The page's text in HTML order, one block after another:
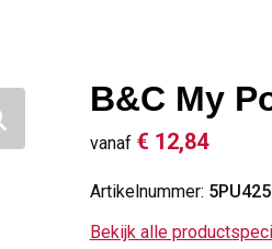
B&C My
vanaf € 12,84
Artikelnummer:
Bekijk alle